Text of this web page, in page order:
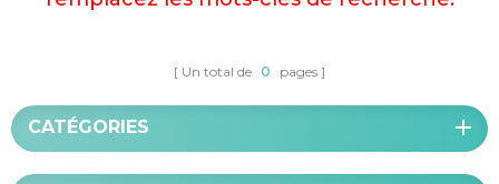
Un total de 0 pages
CATÉGORIES